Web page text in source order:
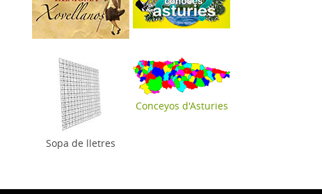
Sopa de lletres
Conceyos d'Asturies